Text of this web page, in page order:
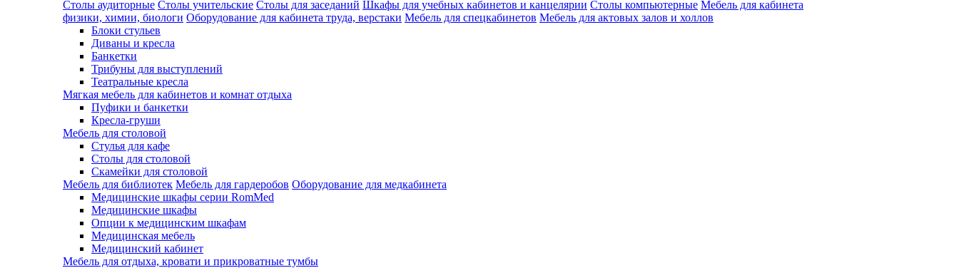
Столы аудиторные Столы учительские Столы для заседаний Шкафы для учебных кабинетов и канцелярии Столы компьютерные Мебель для кабинета
физики, химии, биологи Оборудование для кабинета труда, верстаки Мебель для спецкабинетов Мебель для актовых залов и холлов
Блоки стульев
Диваны и кресла
Банкетки
Трибуны для выступлений
Театральные кресла
Мягкая мебель для кабинетов и комнат отдыха
Пуфики и банкетки
Кресла-груши
Мебель для столовой
Cтулья для кафе
Cтолы для столовой
Скамейки для столовой
Мебель для библиотек Мебель для гардеробов Оборудование для медкабинета
Медицинские шкафы серии RomMed
Медицинские шкафы
Опции к медицинским шкафам
Медицинская мебель
Медицинский кабинет
Мебель для отдыха, кровати и прикроватные тумбы